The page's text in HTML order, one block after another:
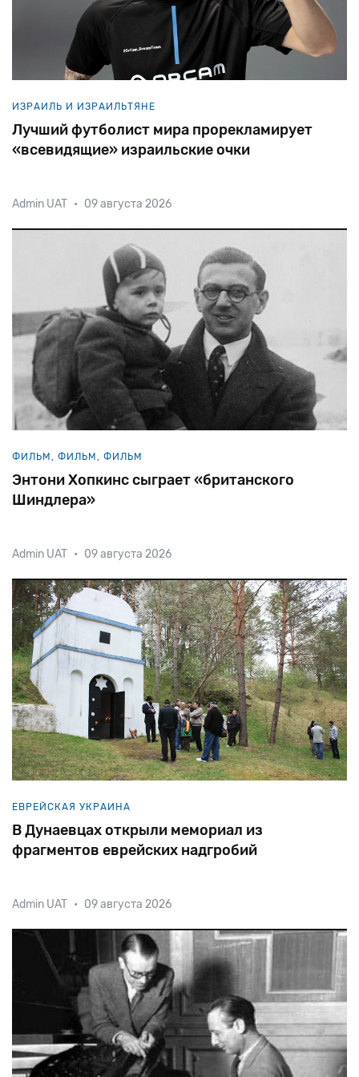
ИЗРАИЛЬ И ИЗРАИЛЬТЯНЕ
Лучший футболист мира прорекламирует
«всевидящие» израильские очки
Капитан сборной Аргентины, обладатель
«Бриллиантового мяча» как лучший футболист
планеты, Лионель Месси примет участие в
продвижении гаджета MyEye, созданного для
слепым и слабовидящим. Крохотн
Admin UAT • 09 августа 2026
ФИЛЬМ, ФИЛЬМ, ФИЛЬМ
Энтони Хопкинс сыграет «британского
Шиндлера»
Скончавшийся в 2015-м году сэр Николас Уинтон
известен спасением 669 еврейских детей из
оккупированной немцами Чехословакии. Николас
родился в семье немецких евреев, эмигрировавших
вВеликобританию, где они приняли
Admin UAT • 09 августа 2026
ЕВРЕЙСКАЯ УКРАИНА
В Дунаевцах открыли мемориал из
фрагментов еврейских надгробий
Как и во многих других украинских городах, жители
Дунаевец Хмельницкой области десятилетиями
топтали (в буквальном смысле этого слова)
еврейскую память. Не по своей, впрочем, воле.
Еврейскоекладбище было разрушено пол
Admin UAT • 09 августа 2026